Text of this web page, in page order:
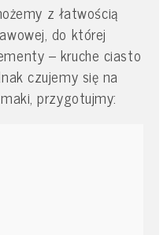
z łatwością
do której
– kruche ciasto
czujemy się na
przygotujmy: